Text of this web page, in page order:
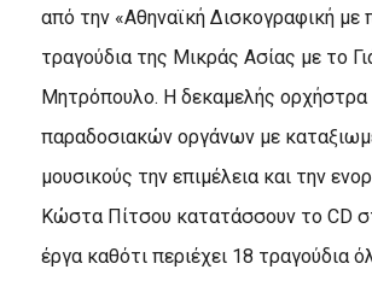
από την «Aθηναϊκή Δισκογραφική με
τραγούδια της Mικράς Aσίας με το
Mητρόπουλο. H δεκαμελής ορχήστρα
παραδοσιακών οργάνων με
μουσικούς την επιμέλεια και την
Kώστα Πίτσου κατατάσσουν το CD
έργα καθότι περιέχει 18 τραγούδια